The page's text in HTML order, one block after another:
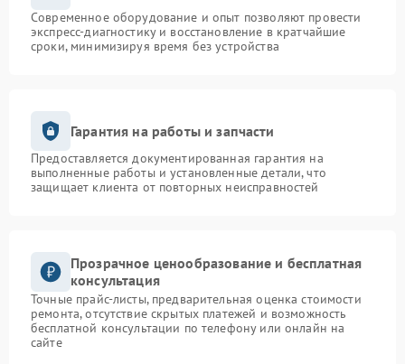
Современное оборудование и опыт позволяют провести
экспресс-диагностику и восстановление в кратчайшие
сроки, минимизируя время без устройства
Гарантия на работы и запчасти
Предоставляется документированная гарантия на
выполненные работы и установленные детали, что
защищает клиента от повторных неисправностей
Прозрачное ценообразование и бесплатная
консультация
Точные прайс-листы, предварительная оценка стоимости
ремонта, отсутствие скрытых платежей и возможность
бесплатной консультации по телефону или онлайн на
сайте